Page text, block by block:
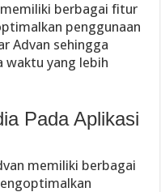
berbagai fitur
penggunaan
Advan sehingga
waktu yang lebih
Pada Aplikasi
memiliki berbagai